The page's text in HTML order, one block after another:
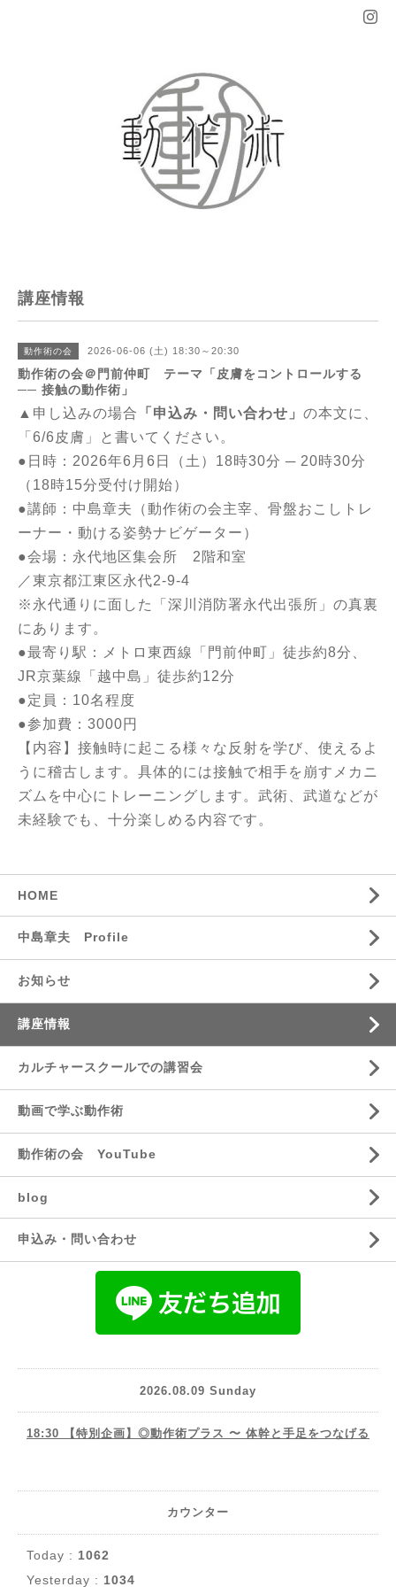
講座情報
動作術の会 2026-06-06 (土) 18:30～20:30
動作術の会＠門前仲町 テーマ「皮膚をコントロールする
── 接触の動作術」
▲申し込みの場合 「申込み・問い合わせ」 の本文に、
「6/6皮膚」と書いてください。
●日時：2026年6月6日（土）18時30分 ─ 20時30分
（18時15分受付け開始）
●講師：中島章夫（動作術の会主宰、骨盤おこしトレ
ーナー・動ける姿勢ナビゲーター）
●会場：永代地区集会所 2階和室
／東京都江東区永代2-9-4
※永代通りに面した「深川消防署永代出張所」の真裏
にあります。
●最寄り駅：メトロ東西線「門前仲町」徒歩約8分、
JR京葉線「越中島」徒歩約12分
●定員：10名程度
●参加費：3000円
【内容】接触時に起こる様々な反射を学び、使えるよ
うに稽古します。具体的には接触で相手を崩すメカニ
ズムを中心にトレーニングします。武術、武道などが
未経験でも、十分楽しめる内容です。
HOME
中島章夫 Profile
お知らせ
講座情報
カルチャースクールでの講習会
動画で学ぶ動作術
動作術の会 YouTube
blog
申込み・問い合わせ
2026.08.09 Sunday
18:30 【特別企画】◎動作術プラス 〜 体幹と手足をつなげる
カウンター
Today : 1062
Yesterday : 1034